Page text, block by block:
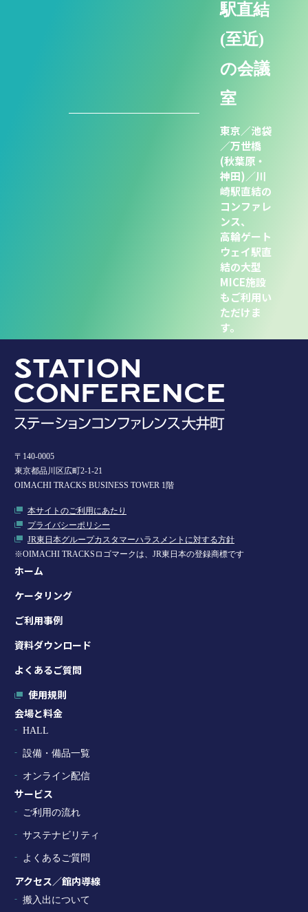
駅直結
(至近)
の会議
室
東京／池袋
／万世橋
(秋葉原・
神田)／川
崎駅直結の
コンファレ
ンス、
高輪ゲート
ウェイ駅直
結の大型
MICE施設
もご利用い
ただけま
す。
〒140-0005
東京都品川区広町2-1-21
OIMACHI TRACKS BUSINESS TOWER 1階
本サイトのご利用にあたり
プライバシーポリシー
JR東日本グループカスタマーハラスメントに対する方針
※OIMACHI TRACKSロゴマークは、JR東日本の登録商標です
ホーム
ケータリング
ご利用事例
資料ダウンロード
よくあるご質問
使用規則
会場と料金
HALL
設備・備品一覧
オンライン配信
サービス
ご利用の流れ
サステナビリティ
よくあるご質問
アクセス／館内導線
搬入出について